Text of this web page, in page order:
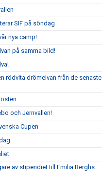
SIF på söndag
nya camp!
på samma bild!
rödvita drömelvan från de senaste
och Jernvallen!
Cupen
av stipendiet till Emilia Berghs